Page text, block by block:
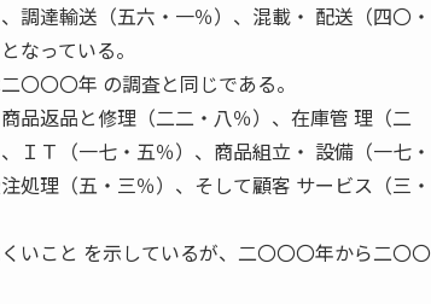
調達輸送（五六・一％）、混載・ 配送（四〇・
なっている。
〇〇〇年 の調査と同じである。
品返品と修理（二二・八％）、在庫管 理（二
ＩＴ（一七・五％）、商品組立・ 設備（一七・
処理（五・三％）、そして顧客 サービス（三・
いこと を示しているが、二〇〇〇年から二〇〇